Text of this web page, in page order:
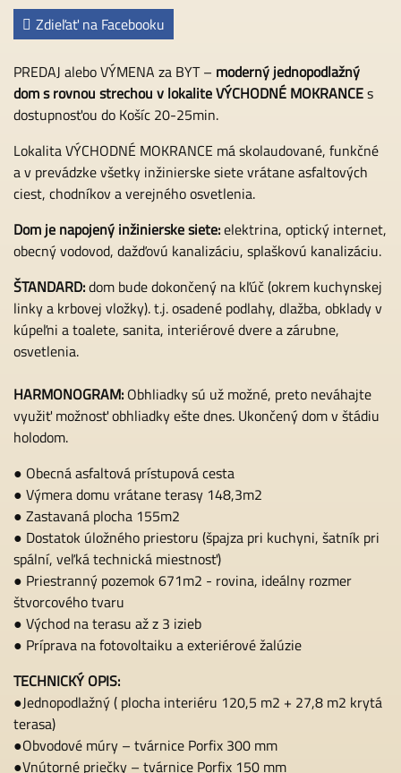
Zdieľať na Facebooku
PREDAJ alebo VÝMENA za BYT – moderný jednopodlažný
dom s rovnou strechou v lokalite VÝCHODNÉ MOKRANCEs
dostupnosťou do Košíc 20-25min.
Lokalita VÝCHODNÉ MOKRANCE má skolaudované, funkčné
a v prevádzke všetky inžinierske siete vrátane asfaltových
ciest, chodníkov a verejného osvetlenia.
Dom je napojený inžinierske siete:elektrina, optický internet,
obecný vodovod, dažďovú kanalizáciu, splaškovú kanalizáciu.
ŠTANDARD:dom bude dokončený na kľúč (okrem kuchynskej
linky a krbovej vložky). t.j. osadené podlahy, dlažba, obklady v
kúpeľni a toalete, sanita, interiérové dvere a zárubne,
osvetlenia.
HARMONOGRAM: Obhliadky sú už možné, preto neváhajte
využiť možnosť obhliadky ešte dnes. Ukončený dom v štádiu
holodom.
● Obecná asfaltová prístupová cesta
● Výmera domu vrátane terasy 148,3m2
● Zastavaná plocha 155m2
● Dostatok úložného priestoru (špajza pri kuchyni, šatník pri
spální, veľká technická miestnosť)
● Priestranný pozemok 671m2 - rovina, ideálny rozmer
štvorcového tvaru
● Východ na terasu až z 3 izieb
● Príprava na fotovoltaiku a exteriérové žalúzie
TECHNICKÝ OPIS:
●Jednopodlažný ( plocha interiéru 120,5 m2 + 27,8 m2 krytá
terasa)
●Obvodové múry – tvárnice Porfix 300 mm
●Vnútorné priečky – tvárnice Porfix 150 mm